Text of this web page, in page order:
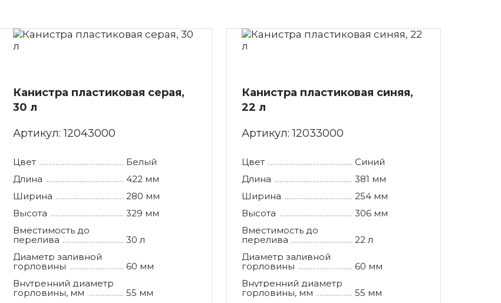
Канистра пластиковая серая,
30 л
Артикул:12043000
Цвет
Белый
Длина
422 мм
Ширина
280 мм
Высота
329 мм
Вместимость до
перелива
30 л
Диаметр заливной
горловины
60 мм
Внутренний диаметр
горловины, мм
55 мм
Канистра пластиковая синяя,
22 л
Артикул:12033000
Цвет
Синий
Длина
381 мм
Ширина
254 мм
Высота
306 мм
Вместимость до
перелива
22 л
Диаметр заливной
горловины
60 мм
Внутренний диаметр
горловины, мм
55 мм